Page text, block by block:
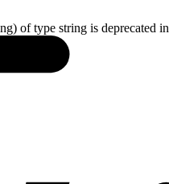
of type string is deprecated in